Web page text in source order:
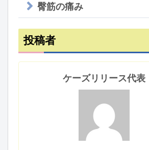
臀筋の痛み
投稿者
ケーズリリース代表